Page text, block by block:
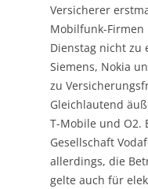
Versicherer
Mobilfunk-
Dienstag nicht zu
Siemens, Nokia
zu
Gleichlautend
T-Mobile und O2.
Gesellschaft
allerdings, die
gelte auch für